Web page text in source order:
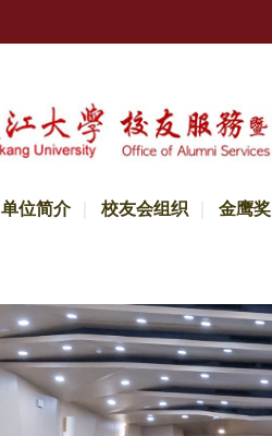
单位简介 校友会组织 金鹰奖